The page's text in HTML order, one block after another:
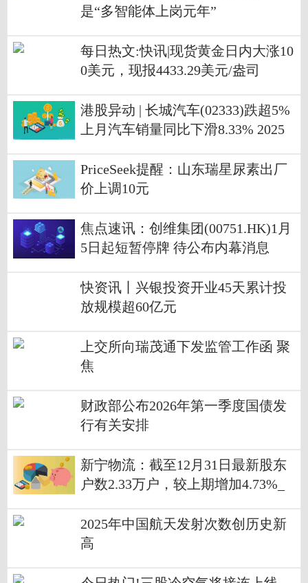
是“多智能体上岗元年”
每日热文:快讯|现货黄金日内大涨10
0美元，现报4433.29美元/盎司
港股异动 | 长城汽车(02333)跌超5%
上月汽车销量同比下滑8.33% 2025
PriceSeek提醒：山东瑞星尿素出厂
价上调10元
焦点速讯：创维集团(00751.HK)1月
5日起短暂停牌 待公布内幕消息
快资讯丨兴银投资开业45天累计投
放规模超60亿元
上交所向瑞茂通下发监管工作函 聚
焦
财政部公布2026年第一季度国债发
行有关安排
新宁物流：截至12月31日最新股东
户数2.33万户，较上期增加4.73%_
2025年中国航天发射次数创历史新
高